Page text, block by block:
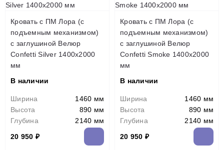
Кровать с ПМ Лора (с
подъемным механизмом)
с заглушиной Велюр
Confetti Silver 1400х2000
мм
В наличии
Ширина
1460 мм
Высота
890 мм
Глубина
2140 мм
20 950 ₽
Кровать с ПМ Лора (с
подъемным механизмом)
с заглушиной Велюр
Confetti Smoke 1400х2000
мм
В наличии
Ширина
1460 мм
Высота
890 мм
Глубина
2140 мм
20 950 ₽